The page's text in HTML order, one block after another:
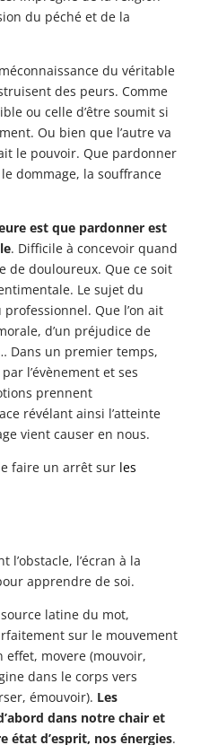
du péché et de la
du véritable
des peurs. Comme
ou celle d’être soumit si
Ou bien que l’autre va
le pouvoir. Que pardonner
dommage, la souffrance
est que pardonner est
. Difficile à concevoir quand
de douloureux. Que ce soit
Le sujet du
Que l’on ait
d’un préjudice de
Dans un premier temps,
l’évènement et ses
prennent
révélant ainsi l’atteinte
vient causer en nous.
faire un arrêt sur les
l’obstacle, l’écran à la
apprendre de soi.
source latine du mot,
sur le mouvement
effet, movere (mouvoir,
dans le corps vers
émouvoir). Les
dans notre chair et
état d’esprit, nos énergies.